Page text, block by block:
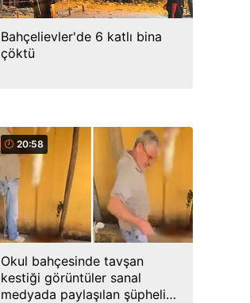
Bahçelievler'de 6 katlı bina
çöktü
20:58
Okul bahçesinde tavşan
kestiği görüntüler sanal
medyada paylaşılan şüpheli